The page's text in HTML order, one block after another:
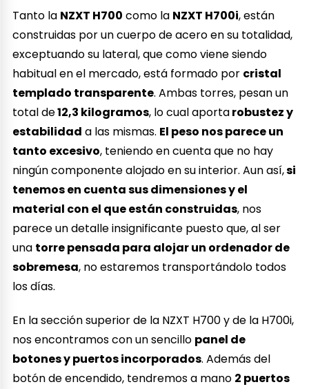
Tanto la NZXT H700 como la NZXT H700i, están
construidas por un cuerpo de acero en su totalidad,
exceptuando su lateral, que como viene siendo
habitual en el mercado, está formado por cristal
templado transparente. Ambas torres, pesan un
total de12,3 kilogramos, lo cual aportarobustez y
estabilidad a las mismas. El peso nos parece un
tanto excesivo, teniendo en cuenta que no hay
ningún componente alojado en su interior. Aun así,si
tenemos en cuenta sus dimensiones y el
material con el que están construidas, nos
parece un detalle insignificante puesto que, al ser
una torre pensada para alojar un ordenador de
sobremesa, no estaremos transportándolo todos
los días.
En la sección superior de la NZXT H700 y de la H700i,
nos encontramos con un sencillo panel de
botones y puertos incorporados. Además del
botón de encendido, tendremos a mano 2 puertos